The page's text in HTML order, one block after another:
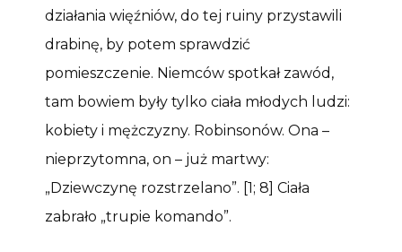
działania więźniów, do tej ruiny przystawili
drabinę, by potem sprawdzić
pomieszczenie. Niemców spotkał zawód,
tam bowiem były tylko ciała młodych ludzi:
kobiety i mężczyzny. Robinsonów. Ona –
nieprzytomna, on – już martwy:
„Dziewczynę rozstrzelano”. [1; 8] Ciała
zabrało „trupie komando”.